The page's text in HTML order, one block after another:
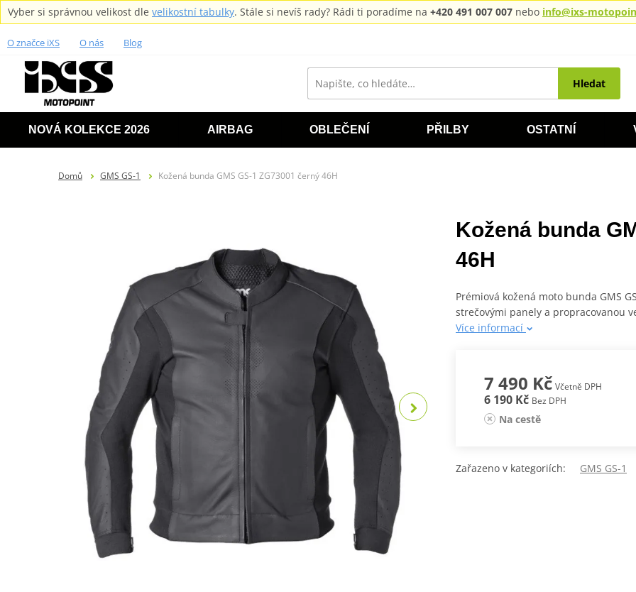
Vyber si správnou velikost dle velikostní tabulky. Stále si nevíš rady? Rádi ti poradíme na +420 491 007 007 nebo info@ixs-
O značce iXS O nás Blog
Hledat
NOVÁ KOLEKCE 2026 AIRBAG OBLEČENÍ PŘILBY OSTATNÍ
Domů GMS GS-1 Kožená bunda GMS GS-1 ZG73001 černý 46H
Kožená bunda
46H
Prémiová kožená moto bunda GMS
strečovými panely a propracovanou
Více informací
7 490 Kč Včetně DPH
6 190 Kč Bez DPH
Na cestě
Zařazeno v kategoriích: GMS GS-1